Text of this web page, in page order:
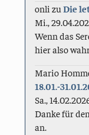
onli zuDie
Mi.,
Wenn das
hier also
Mario
18.01.-
Sa.,
Danke für
an.